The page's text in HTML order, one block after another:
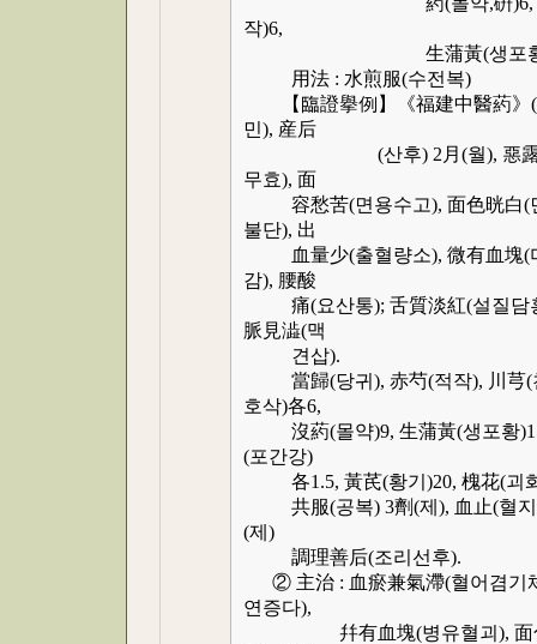
작)6,
生蒲黃(생포황)9, 炒
用法 : 水煎服(수전복)
【臨證擧例】《福建中醫葯》
민), 産后
(산후) 2月(월), 惡露不絶(
무효), 面
容愁苦(면용수고), 面色晄白(면
불단), 出
血量少(출혈량소), 微有血塊(
감), 腰酸
痛(요산통); 舌質淡紅(설질담홍
脈見澁(맥
견삽).
當歸(당귀), 赤芍(적작), 川芎(
호삭)各6,
沒葯(몰약)9, 生蒲黃(생포황
(포간강)
各1.5, 黃芪(황기)20, 槐花(괴
共服(공복) 3劑(제), 血止(혈지),
(제)
調理善后(조리선후).
② 主治 : 血瘀兼氣滯(혈어겸기
연증다),
幷有血塊(병유혈괴), 面色黯